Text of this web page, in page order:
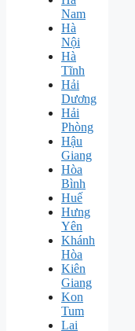
Nam
Hà
Nội
Hà
Tĩnh
Hải
Dương
Hải
Phòng
Hậu
Giang
Hòa
Bình
Huế
Hưng
Yên
Khánh
Hòa
Kiên
Giang
Kon
Tum
Lai